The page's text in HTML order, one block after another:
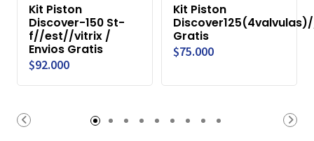
Kit Piston
Discover-150 St-
f//est//vitrix /
Envios Gratis
$92.000
Kit Piston
Gratis
$75.000